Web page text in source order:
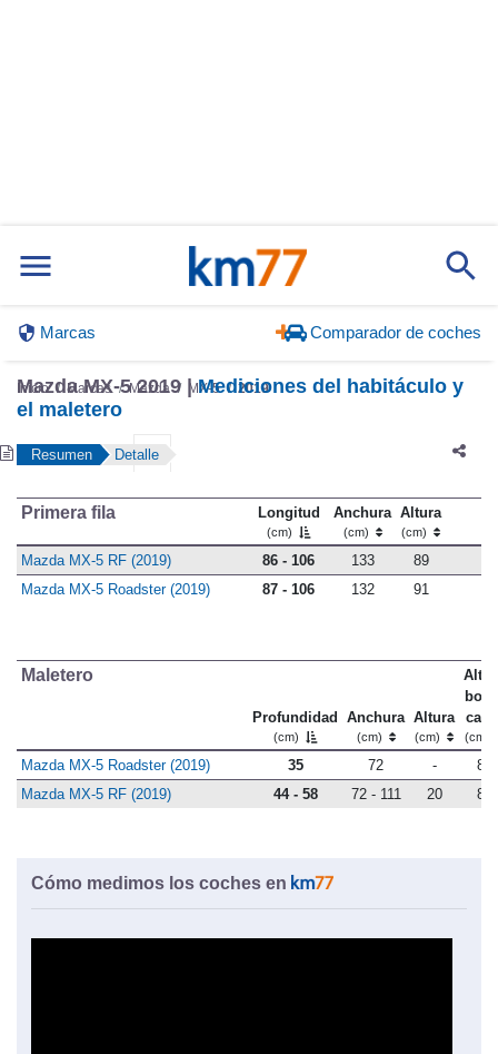
Marcas Comparador de coches
Inicio Marcas Mazda MX-5 2019
Mazda MX-5 2019 |Mediciones del habitáculo y
el maletero
Resumen Detalle
Primera fila Longitud
(cm)
Anchura
(cm)
Altura
(cm)
Mazda MX-5 RF (2019) 86 - 106 133
89
Mazda MX-5 Roadster (2019)
87 - 106 132 91
Maletero
Profundidad
(cm)
Anchura
(cm)
Altura
(cm) (cm)
Mazda MX-5 Roadster (2019) 35 72 -
85
Mazda MX-5 RF (2019)
44 - 58 72 - 111 20 86
Cómo medimos los coches en